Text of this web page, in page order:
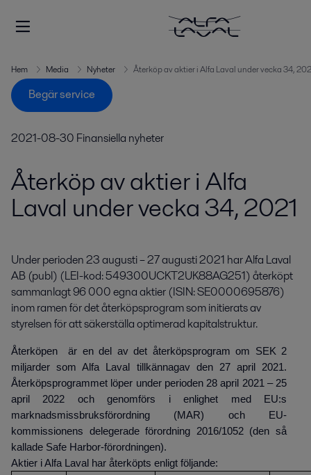
Hem Media Nyheter Återköp av aktier i Alfa Laval under vecka 34,
Begär service
2021-08-30 Finansiella nyheter
Återköp av aktier i Alfa
Laval under vecka 34, 2021
Under perioden 23 augusti – 27 augusti 2021 har Alfa Laval
AB (publ) (LEI-kod: 549300UCKT2UK88AG251) återköpt
sammanlagt 96 000 egna aktier (ISIN: SE0000695876)
inom ramen för det återköpsprogram som initierats av
styrelsen för att säkerställa optimerad kapitalstruktur.
Återköpen är en del av det återköpsprogram om SEK 2
miljarder som Alfa Laval tillkännagav den 27 april 2021.
Återköpsprogrammet löper under perioden 28 april 2021 – 25
april 2022 och genomförs i enlighet med EU:s
marknadsmissbruksförordning (MAR) och EU-
kommissionens delegerade förordning 2016/1052 (den så
kallade Safe Harbor-förordningen).
Aktier i Alfa Laval har återköpts enligt följande: